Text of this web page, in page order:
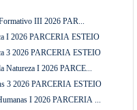
III 2026 PAR...
I 2026 PARCERIA ESTEIO
3 2026 PARCERIA ESTEIO
Natureza I 2026 PARCE...
3 2026 PARCERIA ESTEIO
I 2026 PARCERIA ...